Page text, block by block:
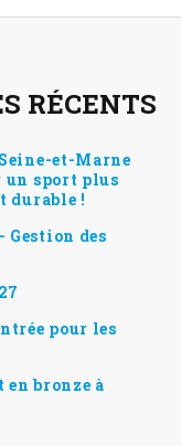
RÉCENTS
et-Marne
un sport plus
durable !
Gestion des
pour les
bronze à